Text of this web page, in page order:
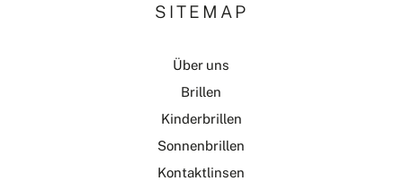
SITEMAP
Über uns
Brillen
Kinderbrillen
Sonnenbrillen
Kontaktlinsen